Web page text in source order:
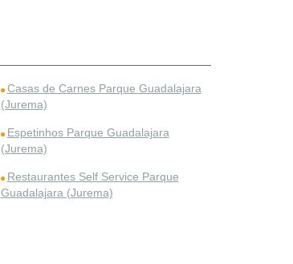
Casas de Carnes Parque Guadalajara
(Jurema)
Espetinhos Parque Guadalajara
(Jurema)
Restaurantes Self Service Parque
Guadalajara (Jurema)